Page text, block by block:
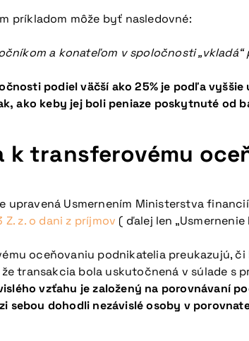
príkladom môže byť nasledovné:
a konateľom v spoločnosti
podiel väčší ako 25% je podľa
ako keby jej boli peniaze poskytnuté od
k transferovému
upravená Usmernením Ministerstva
z. o dani z príjmov ( ďalej len „Usmernenie
oceňovaniu podnikatelia preukazujú,
transakcia bola uskutočnená v súlade
vzťahu je založený na porovnávaní
sebou dohodli nezávislé osoby v